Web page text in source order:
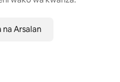
na Arsalan